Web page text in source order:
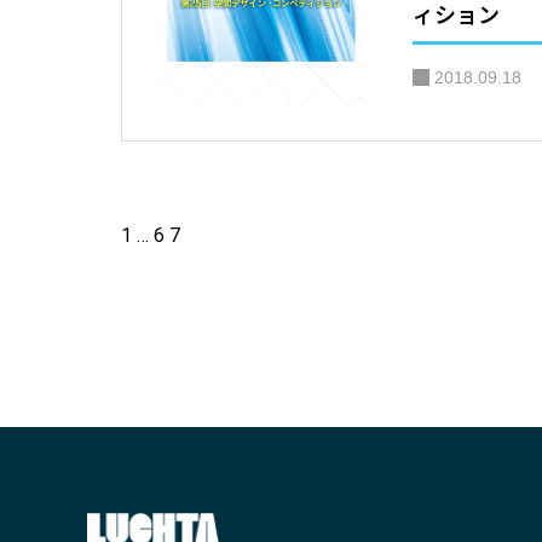
ィション
2018.09.18
1 … 6 7